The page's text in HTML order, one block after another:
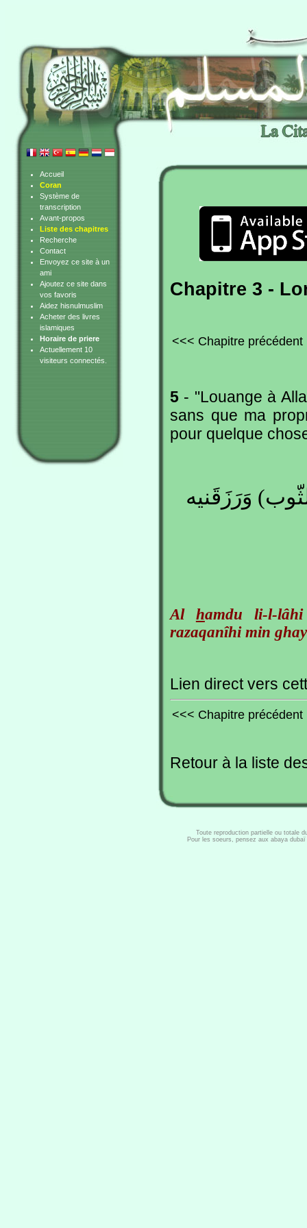
Accueil
Coran
Système de
transcription
Avant-propos
Liste des chapitres
Recherche
Contact
Envoyez ce site à un
ami
Ajoutez ce site dans
vos favoris
Aidez hisnulmuslim
Acheter des livres
islamiques
Horaire de priere
Actuellement 10
visiteurs connectés.
Chapitre 3 -
<<< Chapitre précédent
5 - "Louange à
sans que ma
pour quelque
وَرَزَقَنيه
Al hamdu li-l-
razaqanîhi min
Lien direct vers
<<< Chapitre précédent
Retour à la liste
Toute reproduction partielle ou totale
Pour les soeurs, pensez aux abaya